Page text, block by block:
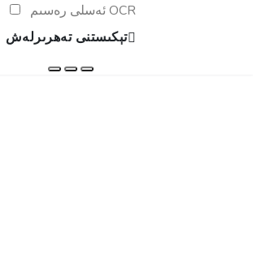
ئەسلى رەسىم OCR
تېكىستنى تەھرىرلەش